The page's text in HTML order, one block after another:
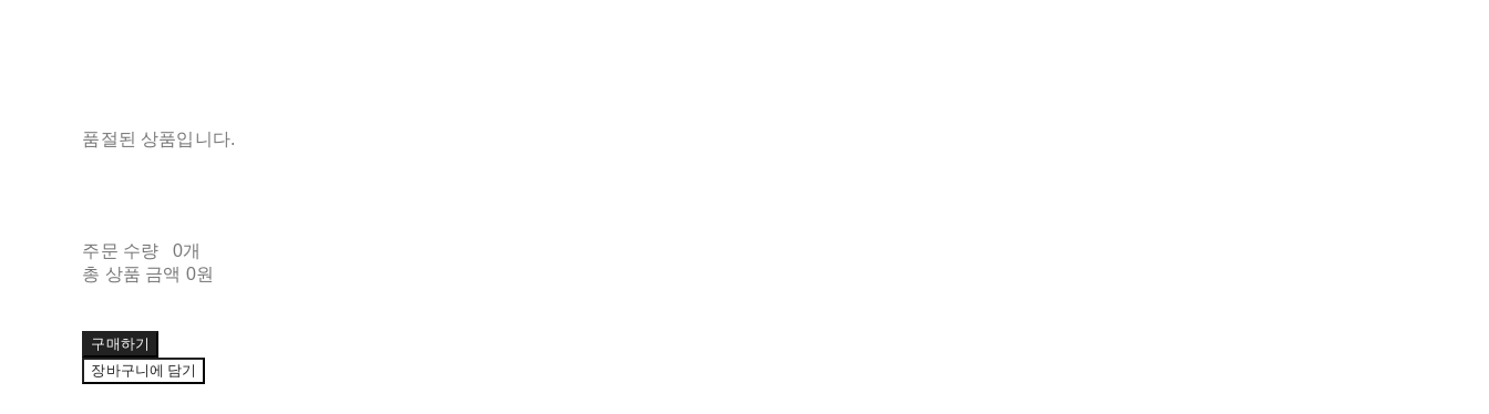
품절된 상품입니다.
주문 수량
0개
총 상품 금액 0원
구매하기
장바구니에 담기